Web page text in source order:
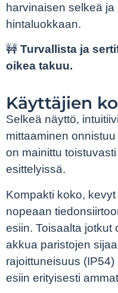
harvinaisen selkeä
hintaluokkaan.
🚧 Turvallista ja
oikea takuu.
Käyttäjien
Selkeä näyttö,
mittaaminen
on mainittu
esittelyissä.
Kompakti koko,
nopeaan
esiin. Toisaalta jotkut
akkua paristojen
rajoittuneisuus
esiin erityisesti